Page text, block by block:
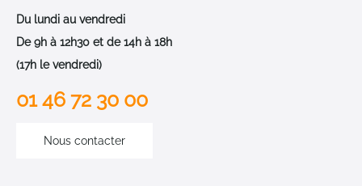
Du lundi au vendredi
De 9h à 12h30 et de 14h à 18h
(17h le vendredi)
01 46 72 30 00
Nous contacter